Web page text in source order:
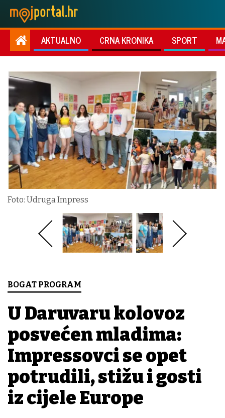
AKTUALNO CRNA KRONIKA SPORT
Foto: Udruga Impress
BOGAT PROGRAM
U Daruvaru kolovoz
posvećen mladima:
Impressovci se opet
potrudili, stižu i gosti
iz cijele Europe